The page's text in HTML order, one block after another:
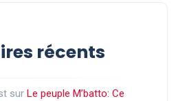
récents
sur Le peuple M’batto: Ce